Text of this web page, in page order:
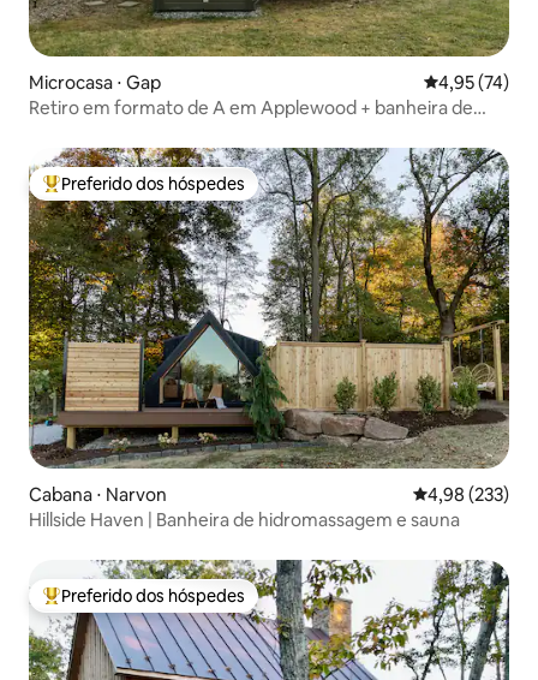
Microcasa ⋅ Gap 4,95 de uma
4,95 (74)
Retiro em formato de A em Applewood + banheira de
Entre os melhores preferidos dos hóspedes
Preferido dos hóspedes
Cabana ⋅ Narvon 4,98 de uma
4,98 (233)
Hillside Haven | Banheira de hidromassagem e sauna
Entre os melhores preferidos dos hóspedes
Preferido dos hóspedes